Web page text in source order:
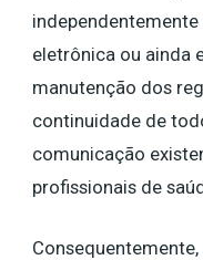
eletrônica ou ainda
manutenção dos
continuidade de
comunicação
profissionais de